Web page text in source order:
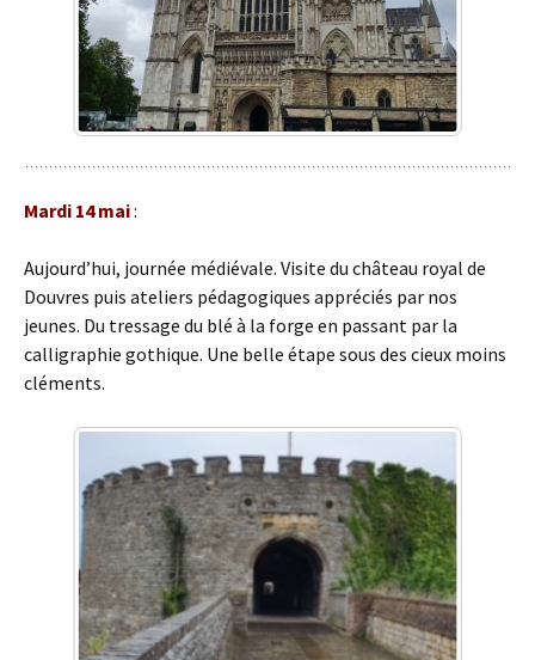
Mardi 14 mai:
Aujourd’hui, journée médiévale. Visite du château royal de
Douvres puis ateliers pédagogiques appréciés par nos
jeunes. Du tressage du blé à la forge en passant par la
calligraphie gothique. Une belle étape sous des cieux moins
cléments.